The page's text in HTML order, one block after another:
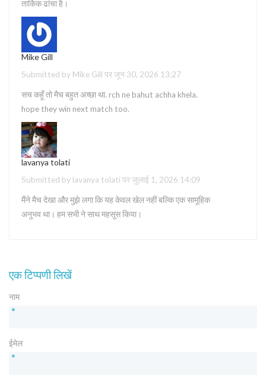
तार्किक ढांचा है।
Mike Gill
Submitted by Mike Gill पर जून 30, 2026 13:27
सच कहूँ तो मैच बहुत अच्छा था. rch ne bahut achha khela.
hope they win next match too.
lavanya tolati
Submitted by lavanya tolati पर जुलाई 1, 2026 14:09
मैंने मैच देखा और मुझे लगा कि यह केवल खेल नहीं बल्कि एक सामूहिक
अनुभव था। हम सभी ने साथ महसूस किया।
एक टिप्पणी लिखें
नाम
*
ईमेल
*